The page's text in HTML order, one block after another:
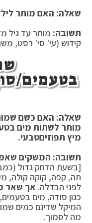
שאלה: האם מותר
תשובה: מותר עד גיל
קידוש (עי' סי' רסט,
בטעמים/
שאלה: האם כשם
מותר לשתות מים
מיץ תפוזיםטבעי.
תשובה: המשקים
[בשעת הדחק גדול
תה, קפה, קוקה קולה,
לפני הבדלה. אך שאר
כגון סודה, מים
המיקל שדינם כמים
מה לסמוך.